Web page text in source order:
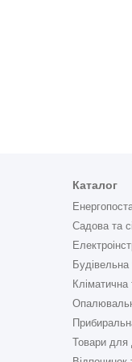
Каталог
Садова та
Будівельна
Кліматична
Товари для